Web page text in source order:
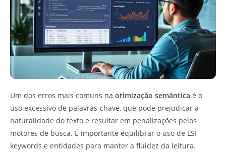
Um dos erros mais comuns na otimização semântica é o
uso excessivo de palavras-chave, que pode prejudicar a
naturalidade do texto e resultar em penalizações pelos
motores de busca. É importante equilibrar o uso de LSI
keywords e entidades para manter a fluidez da leitura.